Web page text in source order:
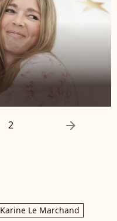
2 arrow_right
Karine Le Marchand